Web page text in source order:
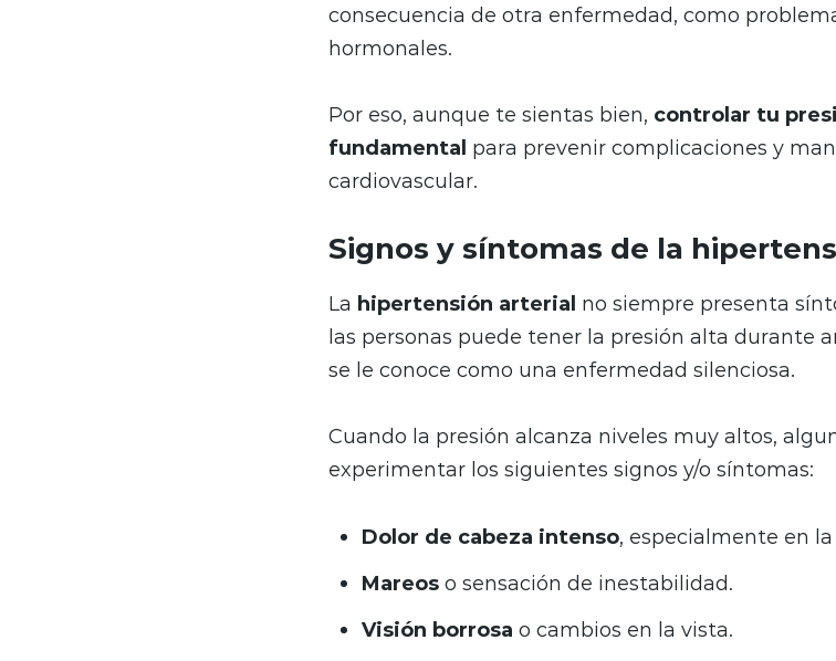
consecuencia de otra enfermedad, como
hormonales.
Por eso, aunque te sientas bien, controlar tu
fundamental para prevenir complicaciones y
cardiovascular.
Signos y síntomas de la
La hipertensión arterial no siempre presenta
las personas puede tener la presión alta durante
se le conoce como una enfermedad silenciosa.
Cuando la presión alcanza niveles muy altos,
experimentar los siguientes signos y/o síntomas:
Dolor de cabeza intenso, especialmente en
Mareos o sensación de inestabilidad.
Visión borrosa o cambios en la vista.